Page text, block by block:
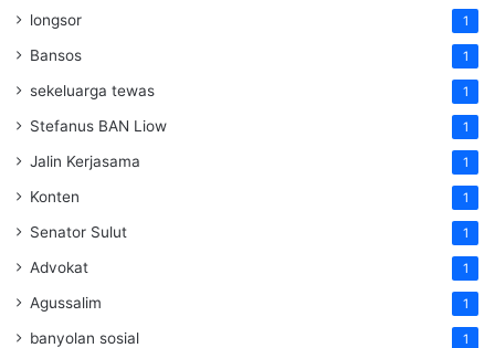
longsor 1
Bansos 1
sekeluarga tewas 1
Stefanus BAN Liow 1
Jalin Kerjasama 1
Konten 1
Senator Sulut 1
Advokat 1
Agussalim 1
banyolan sosial 1